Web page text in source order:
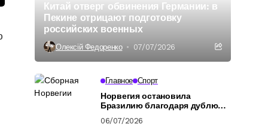
Китай отверг обвинения Германии: в
Пекине отрицают подготовку
российских военных
Олексій Федоренко 07/07/2026
Главное Спорт
Норвегия остановила
Бразилию благодаря дублю
четвертьфинала ЧМ-2026
06/07/2026